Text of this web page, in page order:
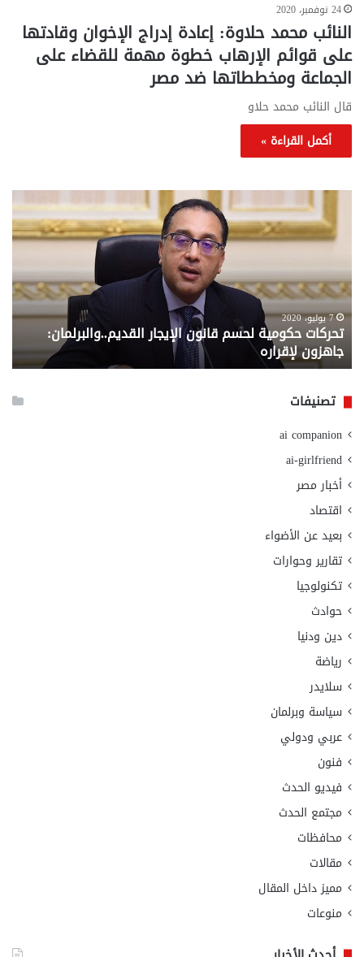
24 نوفمبر، 2020
النائب محمد حلاوة: إعادة إدراج الإخوان وقادتها
على قوائم الإرهاب خطوة مهمة للقضاء على
الجماعة ومخططاتها ضد مصر
قال النائب محمد حلاو
أكمل القراءة »
تحركات
حكومية
لحسم
قانون
القديم..والبرلمان:
جاهزون
لإقراره
7 يوليو، 2020
تحركات حكومية لحسم قانون الإيجار القديم..والبرلمان:
جاهزون لإقراره
..
من
تصنيفات
ai companion
ai-girlfriend
أخبار مصر
اقتصاد
بعيد عن الأضواء
تقارير وحوارات
تكنولوجيا
حوادث
دين ودنيا
رياضة
سلايدر
سياسة وبرلمان
عربي ودولي
فنون
فيديو الحدث
مجتمع الحدث
محافظات
مقالات
مميز داخل المقال
منوعات